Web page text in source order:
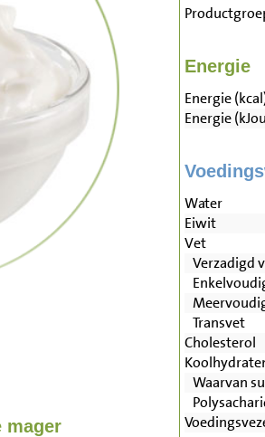
mager
Energie
Energie
Energie
Water
Eiwit
Vet
Verzadigd
Transvet
Cholesterol
Waarvan